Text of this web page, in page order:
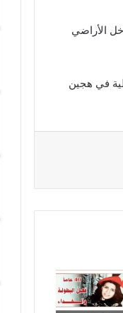
داخل الأراضي
في هجين